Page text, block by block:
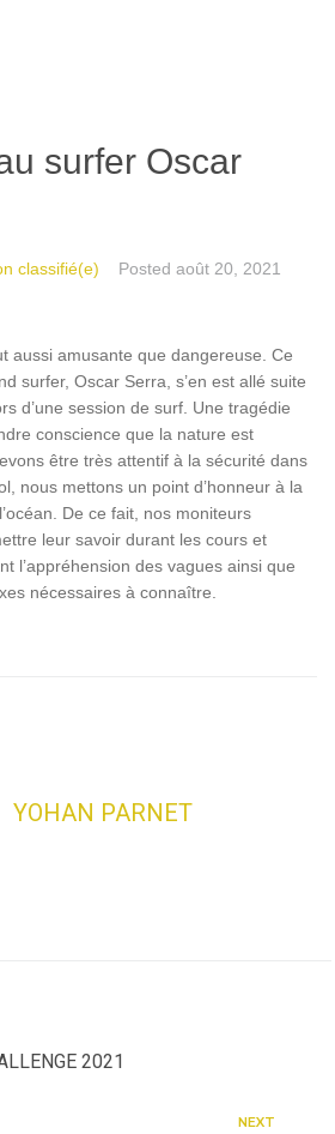
surfer Oscar
classifié(e) Posted août 20, 2021
aussi amusante que dangereuse. Ce
surfer, Oscar Serra, s’en est allé suite
d’une session de surf. Une tragédie
conscience que la nature est
être très attentif à la sécurité dans
nous mettons un point d’honneur à la
De ce fait, nos moniteurs
leur savoir durant les cours et
l’appréhension des vagues ainsi que
nécessaires à connaître.
YOHAN PARNET
2021
NEXT